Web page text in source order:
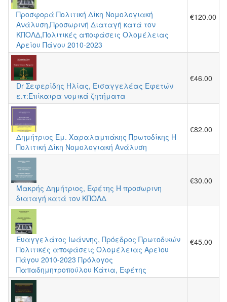
Προσφορά Πολιτική Δίκη Νομολογιακή
Ανάλυση,Προσωρινή Διαταγή κατά τον
ΚΠΟΛΔ,Πολιτικές αποφάσεις Ολομέλειας
Αρείου Πάγου 2010-2023
€120.00
Dr Σεφερίδης Ηλίας, Εισαγγελέας Εφετών
ε.τ:Επίκαιρα νομικά ζητήματα
€46.00
Δημήτριος Εμ. Χαραλαμπάκης Πρωτοδίκης Η
Πολιτική Δίκη Νομολογιακή Ανάλυση
€82.00
Μακρής Δημήτριος, Εφέτης Η προσωρινη
διαταγή κατά τον ΚΠΟΛΔ
€30.00
Ευαγγελάτος Ιωάννης, Πρόεδρος Πρωτοδικών
Πολιτικές αποφάσεις Ολομέλειας Αρείου
Πάγου 2010-2023 Πρόλογος
Παπαδημητροπούλου Κάτια, Εφέτης
€45.00